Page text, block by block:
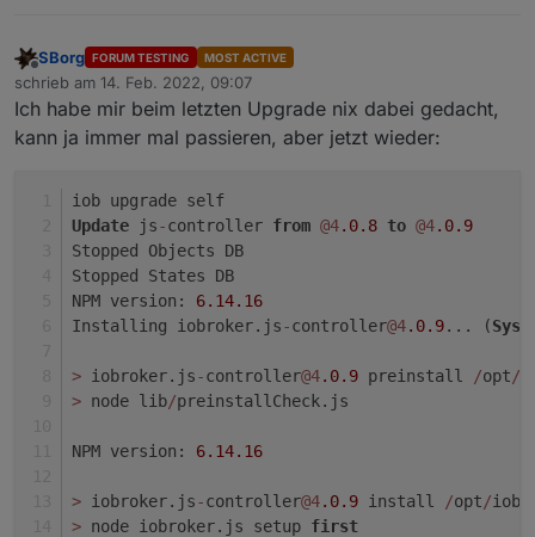
databases is now minimum 5s (overrides lower
values from configuration)
Offline
SBorg FORUM TESTING MOST ACTIVE
schrieb am 14. Feb. 2022, 09:07
zuletzt editiert von
Ich habe mir beim letzten Upgrade nix dabei gedacht,
kann ja immer mal passieren, aber jetzt wieder:
iob upgrade self
Update js-controller from @4.0.8 to @4.0.9
Stopped Objects DB
Stopped States DB
NPM version: 6.14.16
Installing iobroker.js-controller@4.0.9... (
> iobroker.js-controller@4.0.9 preinstall /opt/
> node lib/preinstallCheck.js
NPM version: 6.14.16
> iobroker.js-controller@4.0.9 install /opt/
> node iobroker.js setup first